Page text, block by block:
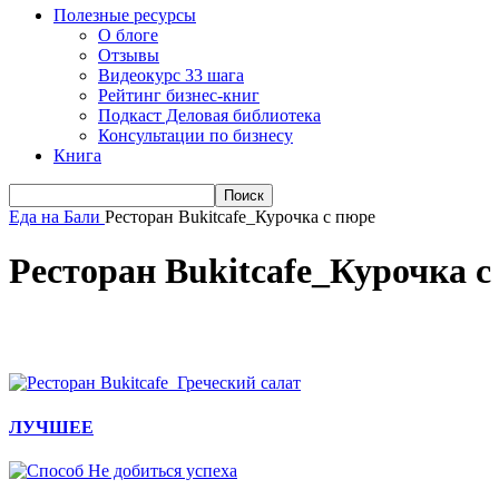
Полезные ресурсы
О блоге
Отзывы
Видеокурс 33 шага
Рейтинг бизнес-книг
Подкаст Деловая библиотека
Консультации по бизнесу
Книга
Еда на Бали Ресторан Bukitcafe_Курочка с пюре
Ресторан Bukitcafe_Курочка
ЛУЧШЕЕ